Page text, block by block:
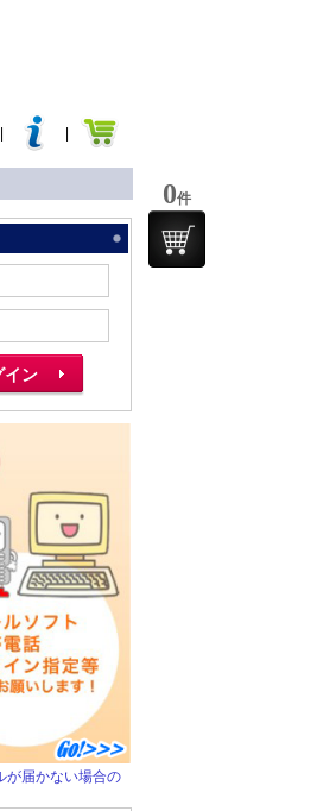
が届かない場合の
0件